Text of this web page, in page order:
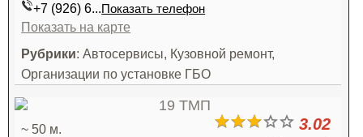
+7 (926) 6...Показать телефон
Показать на карте
Рубрики: Автосервисы, Кузовной ремонт,
Организации по установке ГБО
3.02
~ 50 м.